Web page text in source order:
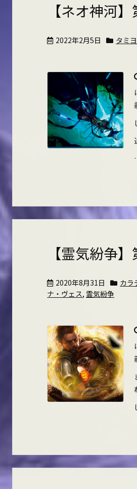
【ネオ神河
2022年2月5日 タミ
【霊気紛争
2020年8月31日 カラ
ナ・ヴェス, 霊気紛争